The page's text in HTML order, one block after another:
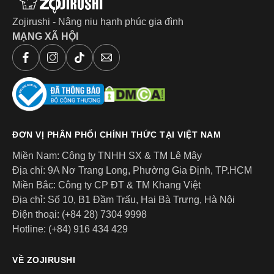
Các ngăn đựng nhỏ có thể dùng lò vi sóng (không bao
gồm nắp). Nếu văn phòng có lò vi sóng và bạn muốn hâm
nóng thêm – hoàn toàn được, không cần chuyển sang bát đĩa
Các model hiện có tại Zojirushi Việt
Zojirushi - Nâng niu hạnh phúc gia đình
MẠNG XÃ HỘI
ĐƠN VỊ PHÂN PHỐI CHÍNH THỨC TẠI VIỆT NAM
Miền Nam: Công ty TNHH SX & TM Lê Mây
Địa chỉ: 9A Nơ Trang Long, Phường Gia Định, TP.HCM
Miền Bắc: Công ty CP ĐT & TM Khang Việt
Địa chỉ: Số 10, B1 Đầm Trấu, Hai Bà Trưng, Hà Nội
Điện thoại: (+84 28) 7304 9998
Hotline: (+84) 916 434 429
VỀ ZOJIRUSHI